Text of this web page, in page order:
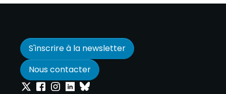
S'inscrire à la newsletter
Nous contacter
Onepoint sur Twitter
Onepoint sur Facebook
Onepoint sur Instagram
Onepoint sur Linkedin
Onepoint sur Bluesky